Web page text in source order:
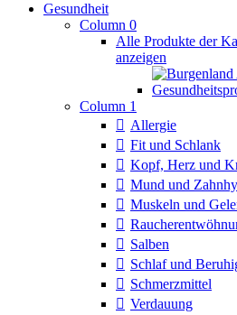
Gesundheit
Column 0
Alle Produkte der
anzeigen
Column 1
Allergie
Fit und Schlank
Kopf, Herz und
Mund und
Muskeln und
Salben
Schlaf und
Schmerzmittel
Verdauung